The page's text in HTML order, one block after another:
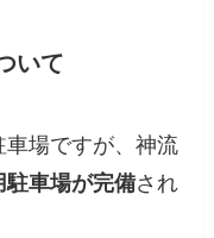
いて
場ですが、神流
駐車場が完備され